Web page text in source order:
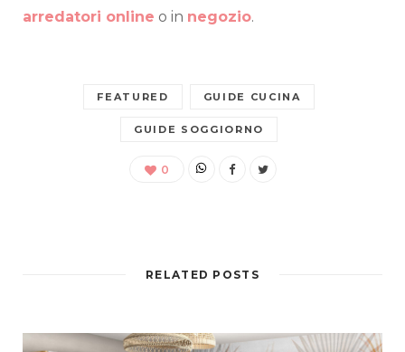
arredatori online o in negozio.
FEATURED GUIDE CUCINA
GUIDE SOGGIORNO
0
RELATED POSTS